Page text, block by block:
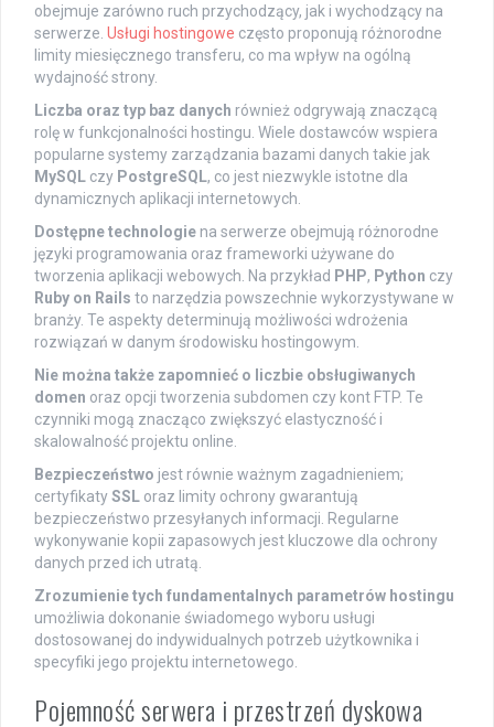
obejmuje zarówno ruch przychodzący, jak i wychodzący na
serwerze. Usługi hostingowe często proponują różnorodne
limity miesięcznego transferu, co ma wpływ na ogólną
wydajność strony.
Liczba oraz typ baz danych również odgrywają znaczącą
rolę w funkcjonalności hostingu. Wiele dostawców wspiera
popularne systemy zarządzania bazami danych takie jak
MySQL czy PostgreSQL, co jest niezwykle istotne dla
dynamicznych aplikacji internetowych.
Dostępne technologie na serwerze obejmują różnorodne
języki programowania oraz frameworki używane do
tworzenia aplikacji webowych. Na przykład PHP, Python czy
Ruby on Rails to narzędzia powszechnie wykorzystywane w
branży. Te aspekty determinują możliwości wdrożenia
rozwiązań w danym środowisku hostingowym.
Nie można także zapomnieć o liczbie obsługiwanych
domen oraz opcji tworzenia subdomen czy kont FTP. Te
czynniki mogą znacząco zwiększyć elastyczność i
skalowalność projektu online.
Bezpieczeństwo jest równie ważnym zagadnieniem;
certyfikatySSL oraz limity ochrony gwarantują
bezpieczeństwo przesyłanych informacji. Regularne
wykonywanie kopii zapasowych jest kluczowe dla ochrony
danych przed ich utratą.
Zrozumienie tych fundamentalnych parametrów hostingu
umożliwia dokonanie świadomego wyboru usługi
dostosowanej do indywidualnych potrzeb użytkownika i
specyfiki jego projektu internetowego.
Pojemność serwera i przestrzeń dyskowa